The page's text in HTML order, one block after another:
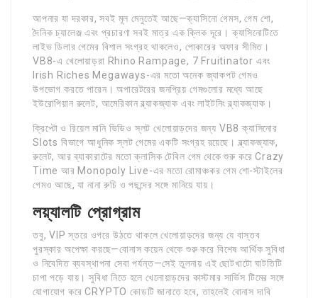
আপনার যা দরকার, সবই মূল মেনুতেই আছে—ক্যাসিনো গেমস, গেম শো,
দৈনিক চ্যালেঞ্জ এবং প্রচারণা সবই মাত্র এক ক্লিক দূরে। ক্যাসিনোটিতে
লাইভ ডিলার গেমের বিশাল সংগ্রহ থাকলেও, পোকারের অফার সীমিত।
VB8-এ খেলোয়াড়রা Rhino Rampage, 7 Fruitinator এবং
Irish Riches Megaways-এর মতো অনেক জ্যাকপট গেমও
উপভোগ করতে পারেন। অপারেটরের জনপ্রিয় গেমগুলোর মধ্যে আছে
ইউরোপিয়ান রুলেট, আমেরিকান ব্ল্যাকজ্যাক এবং লাইটনিং ব্ল্যাকজ্যাক।
ক্রিপ্টো ও রিয়েল মানি ভিডিও স্লট খেলোয়াড়দের জন্য VB8 ক্যাসিনোর
Slots বিভাগে আধুনিক স্লট গেমের একটি সংগ্রহ রয়েছে। ব্ল্যাকজ্যাক,
রুলেট, আর ব্যাকারাটের মতো ক্লাসিক টেবিল গেম থেকে শুরু করে Crazy
Time আর Monopoly Live-এর মতো রোমাঞ্চকর গেম শো-স্টাইলের
গেমও আছে, যা নানা রুচি ও পছন্দের সঙ্গে মানিয়ে যায়।
লয়্যালটি প্রোগ্রাম
তবু, VIP স্তরে ওপরে উঠতে থাকলে খেলোয়াড়দের জন্য যে বাস্তব
পুরস্কার অপেক্ষা করছে—বোনাস কয়েন থেকে শুরু করে বিশেষ আর্থিক সুবিধা
ও নিবেদিত ব্যবস্থাপনা সেবা পর্যন্ত—সেই তুলনায় এই ছোটখাটো ঘাটতিটি
চাপা পড়ে যায়। সুবিধা নিতে হলে খেলোয়াড়দের কাস্টমার সার্ভিস টিমের সঙ্গে
যোগাযোগ করে CRYPTO কোডটি জানাতে হবে, তাহলেই বোনাস দাবি